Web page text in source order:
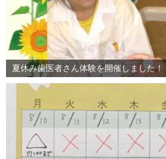
夏休み歯医者さん体験を開催しました！